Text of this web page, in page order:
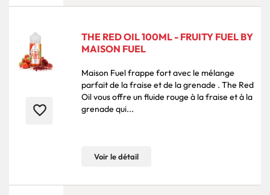
favorite_border
THE RED OIL 100ML - FRUITY FUEL BY
MAISON FUEL
Maison Fuel frappe fort avec le mélange
parfait de la fraise et de la grenade . The Red
Oil vous offre un fluide rouge à la fraise et à la
grenade qui...
Voir le détail